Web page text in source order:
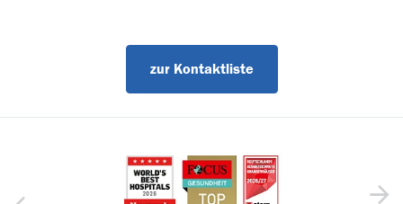
zur Kontaktliste